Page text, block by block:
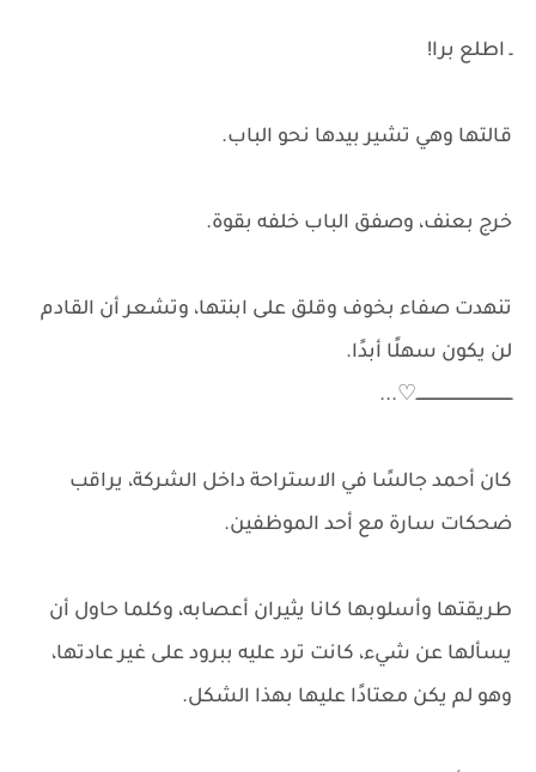
ـ اطلع برا!
قالتها وهي تشير بيدها نحو الباب.
خرج بعنف، وصفق الباب خلفه بقوة.
تنهدت صفاء بخوف وقلق على ابنتها، وتشعر أن القادم
لن يكون سهلًا أبدًا.
ــــــــــــــــــــــــــــــــــــــــ⁦...♡
كان أحمد جالسًا في الاستراحة داخل الشركة، يراقب
ضحكات سارة مع أحد الموظفين.
طريقتها وأسلوبها كانا يثيران أعصابه، وكلما حاول أن
يسألها عن شيء، كانت ترد عليه ببرود على غير عادتها،
وهو لم يكن معتادًا عليها بهذا الشكل.